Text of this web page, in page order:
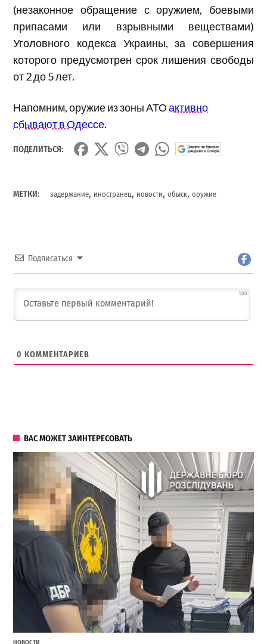
(незаконное обращение с оружием, боевыми
припасами или взрывными веществами)
Уголовного кодекса Украины, за совершения
которого предусмотрен срок лишения свободы
от 2 до 5 лет.
Напомним, оружие из зоны АТОактивно
сбывают в Одессе.
ПОДЕЛИТЬСЯ:
МЕТКИ: задержание, иностранец, новости,обыск,оружие
Подписаться
500
0 КОММЕНТАРИЕВ
ВАС МОЖЕТ ЗАИНТЕРЕСОВАТЬ